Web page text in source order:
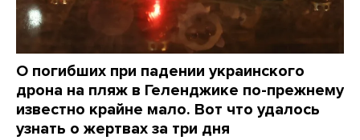
О погибших при падении украинского
дрона на пляж в Геленджике по-прежнему
известно крайне мало. Вот что удалось
узнать о жертвах за три дня